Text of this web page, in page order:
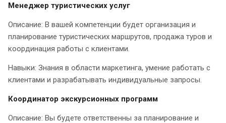
Менеджер туристических услуг
Описание: В вашей компетенции будет организация и
планирование туристических маршрутов, продажа туров и
координация работы с клиентами.
Навыки: Знания в области маркетинга, умение работать с
клиентами и разрабатывать индивидуальные запросы.
Координатор экскурсионных программ
Описание: Вы будете ответственны за планирование и